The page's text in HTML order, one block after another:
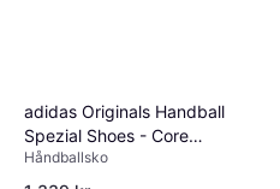
adidas Originals Handball
Spezial Shoes - Core
White/Night Indigo
Håndballsko